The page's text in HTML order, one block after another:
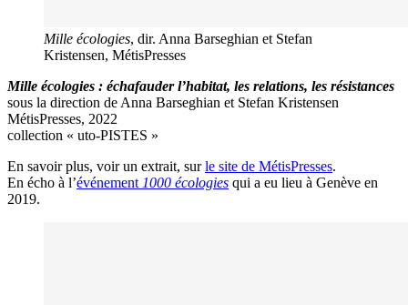
Mille écologies, dir. Anna Barseghian et Stefan
Kristensen, MétisPresses
Mille écologies : échafauder l’habitat, les relations, les résistances
sous la direction de Anna Barseghian et Stefan Kristensen
MétisPresses, 2022
collection « uto-PISTES »
En savoir plus, voir un extrait, surle site de MétisPresses.
En écho à l’événement 1000 écologies qui a eu lieu à Genève en
2019.